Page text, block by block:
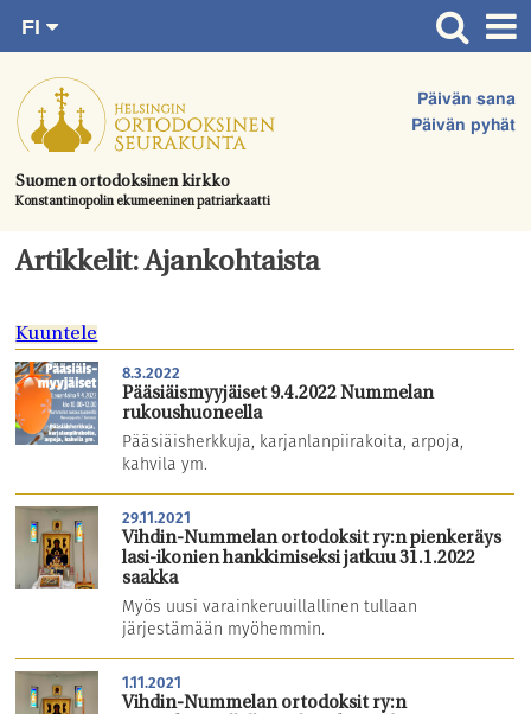
suoraan
sisältöön.
Suomen ortodoksinen kirkko
Konstantinopolin ekumeeninen patriarkaatti
Päivän sana
Päivän pyhät
FI
SV
EN
UA
Etusivu
Ajankohtaista
Juhlat & toimitukset
Kirkot
Tule mukaan
Hautausmaa
Yhteystiedot
Artikkelit: Ajankohtaista
Kuuntele
8.3.2022
Pääsiäismyyjäiset 9.4.2022 Nummelan
rukoushuoneella
Pääsiäisherkkuja, karjanlanpiirakoita, arpoja,
kahvila ym.
29.11.2021
Vihdin-Nummelan ortodoksit ry:n pienkeräys
lasi-ikonien hankkimiseksi jatkuu 31.1.2022
saakka
Myös uusi varainkeruuillallinen tullaan
järjestämään myöhemmin.
1.11.2021
Vihdin-Nummelan ortodoksit ry:n